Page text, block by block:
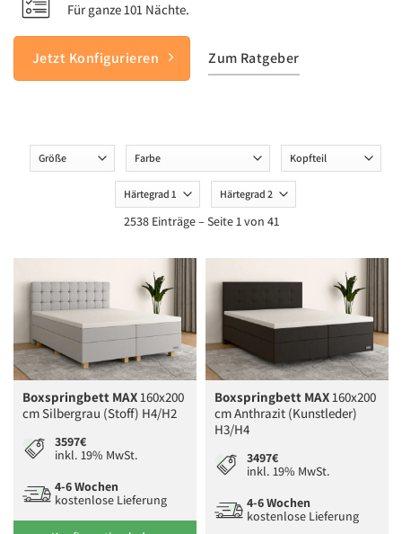
Für ganze 101 Nächte.
Jetzt Konfigurieren Zum Ratgeber
Groesse Farbe Kopfteil
Haertegrad
1
Haertegrad
2
2538 Einträge – Seite 1 von 41
Boxspringbett MAX160x200
cm Silbergrau (Stoff) H4/H2
3597€
inkl. 19% MwSt.
4-6 Wochen
kostenlose Lieferung
Boxspringbett MAX160x200
cm Anthrazit (Kunstleder)
H3/H4
3497€
inkl. 19% MwSt.
4-6 Wochen
kostenlose Lieferung